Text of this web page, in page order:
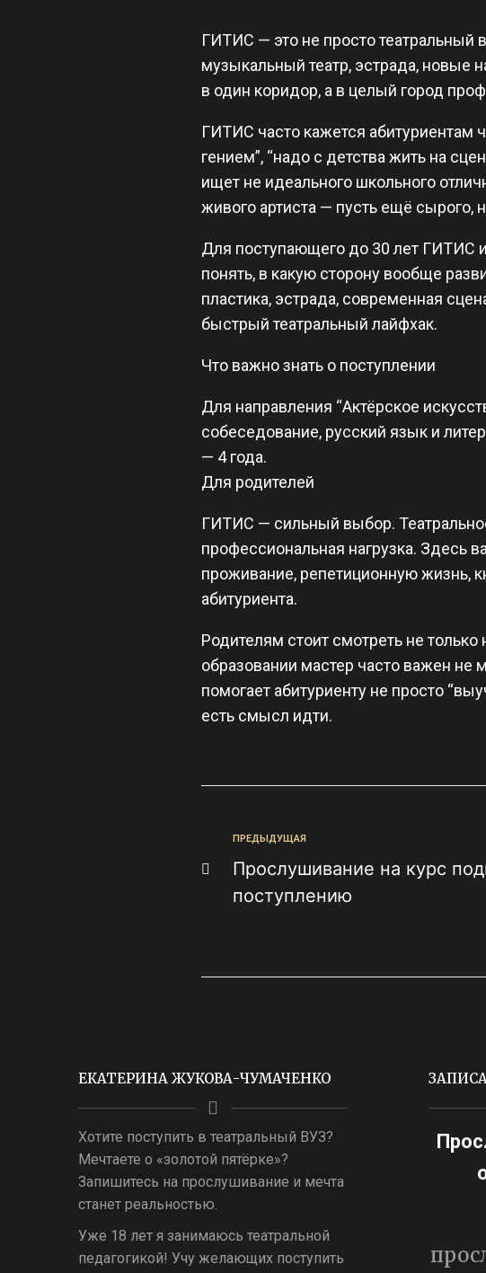
ГИТИС — это не просто театральный
музыкальный театр, эстрада, новые
в один коридор, а в целый город
ГИТИС часто кажется абитуриентам
гением”, “надо с детства жить на
ищет не идеального школьного
живого артиста — пусть ещё сырого,
Для поступающего до 30 лет ГИТИС
понять, в какую сторону вообще
пластика, эстрада, современная
быстрый театральный лайфхак.
Что важно знать о поступлении
Для направления “Актёрское
собеседование, русский язык и
— 4 года.
Для родителей
ГИТИС — сильный выбор.
профессиональная нагрузка. Здесь
проживание, репетиционную жизнь,
абитуриента.
Родителям стоит смотреть не
образовании мастер часто важен
помогает абитуриенту не просто
есть смысл идти.
ПРЕДЫДУЩАЯ
Прослушивание на курс
поступлению
ЕКАТЕРИНА ЖУКОВА-ЧУМАЧЕНКО
Хотите поступить в театральный ВУЗ?
Мечтаете о «золотой пятёрке»?
Запишитесь на прослушивание и мечта
станет реальностью.
Уже 18 лет я занимаюсь театральной
педагогикой! Учу желающих поступить